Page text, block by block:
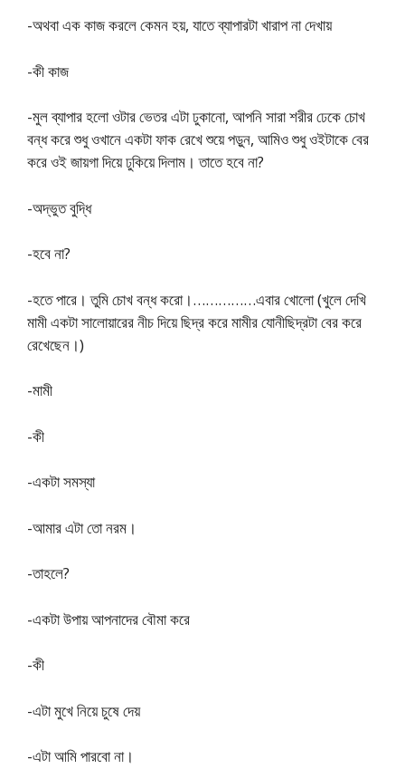
-অথবা এক কাজ করলে কেমন হয়, যাতে ব্যাপারটা খারাপ না দেখায়
-কী কাজ
-মুল ব্যাপার হলো ওটার ভেতর এটা ঢুকানো, আপনি সারা শরীর ঢেকে চোখ
বন্ধ করে শুধু ওখানে একটা ফাক রেখে শুয়ে পড়ুন, আমিও শুধু ওইটাকে বের
করে ওই জায়গা দিয়ে ঢুকিয়ে দিলাম। তাতে হবে না?
-অদ্ভুত বুদ্ধি
-হবে না?
-হতে পারে। তুমি চোখ বন্ধ করো।……………এবার খোলো (খুলে দেখি
মামী একটা সালোয়ারের নীচ দিয়ে ছিদ্র করে মামীর যোনীছিদ্রটা বের করে
রেখেছেন।)
-মামী
-কী
-একটা সমস্যা
-আমার এটা তো নরম।
-তাহলে?
-একটা উপায় আপনাদের বৌমা করে
-কী
-এটা মুখে নিয়ে চুষে দেয়
-এটা আমি পারবো না।